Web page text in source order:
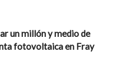
un millón y medio de
fotovoltaica en Fray